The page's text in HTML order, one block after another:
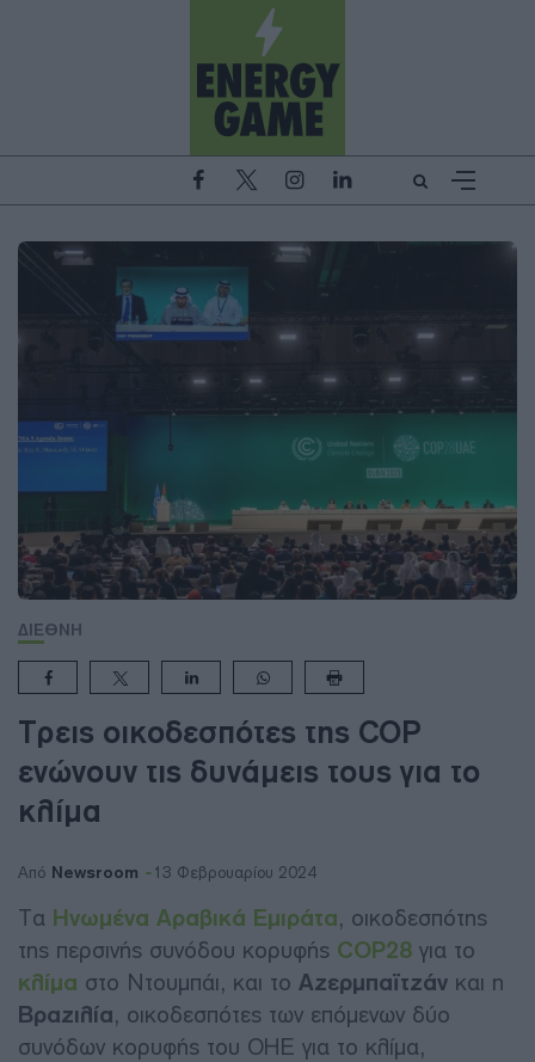
ΔΙΕΘΝΗ
Τρεις οικοδεσπότες της COP
ενώνουν τις δυνάμεις τους για το
κλίμα
Από Newsroom 13 Φεβρουαρίου 2024
Τα Ηνωμένα Αραβικά Εμιράτα, οικοδεσπότης
της περσινής συνόδου κορυφής COP28 για το
κλίμα στο Ντουμπάι, και το Αζερμπαϊτζάν και η
Βραζιλία, οικοδεσπότες των επόμενων δύο
συνόδων κορυφής του ΟΗΕ για το κλίμα,